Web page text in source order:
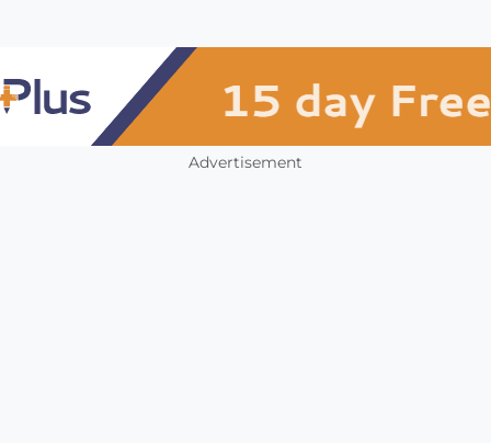
Advertisement